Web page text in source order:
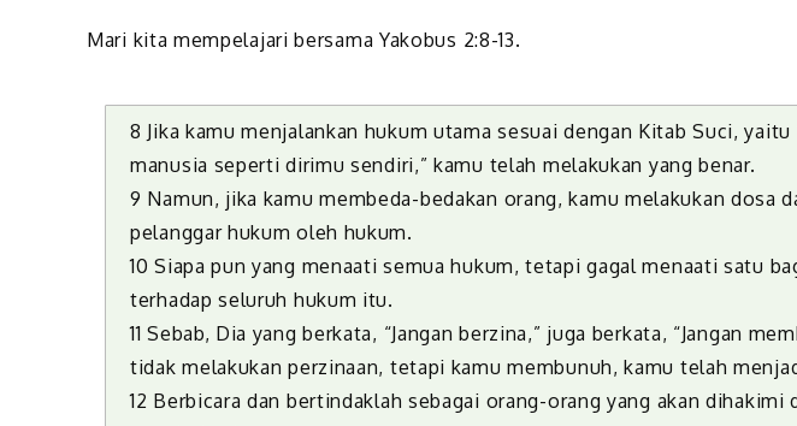
Mari kita mempelajari bersama Yakobus 2:8-13.
8 Jika kamu menjalankan hukum utama sesuai dengan Kitab Suci, yaitu
manusia seperti dirimu sendiri,” kamu telah melakukan yang benar.
9 Namun, jika kamu membeda-bedakan orang, kamu melakukan dosa
pelanggar hukum oleh hukum.
10 Siapa pun yang menaati semua hukum, tetapi gagal menaati satu
terhadap seluruh hukum itu.
11 Sebab, Dia yang berkata, “Jangan berzina,” juga berkata, “Jangan
tidak melakukan perzinaan, tetapi kamu membunuh, kamu telah
12 Berbicara dan bertindaklah sebagai orang-orang yang akan dihakimi